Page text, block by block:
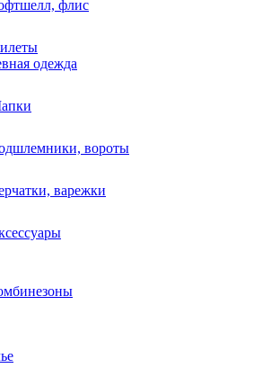
флис
одежда
вороты
варежки